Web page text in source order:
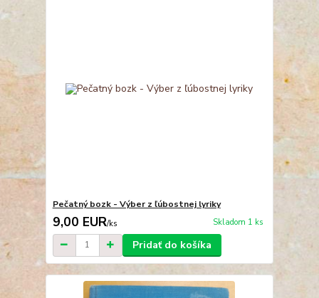
Pečatný bozk - Výber z ľúbostnej lyriky
9,00 EUR/ks Skladom 1 ks
Pridať do košíka